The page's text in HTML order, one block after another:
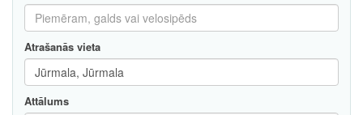
Atrašanās vieta
Attālums